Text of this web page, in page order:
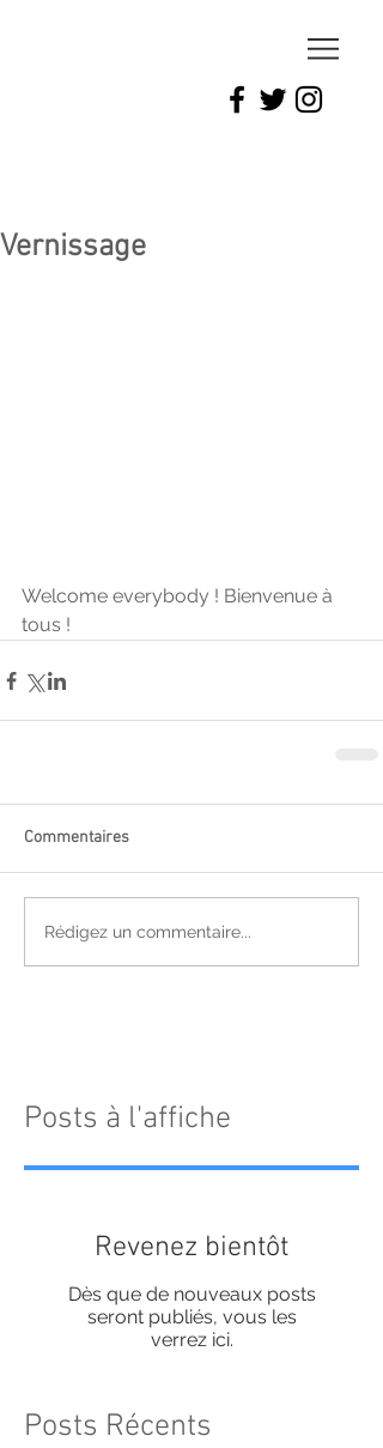
Posts Récents
Posts à l'affiche
Vernissage
Welcome everybody ! Bienvenue à
tous !
Commentaires
Rédigez un commentaire...
Revenez bientôt
Dès que de nouveaux posts
seront publiés, vous les
verrez ici.